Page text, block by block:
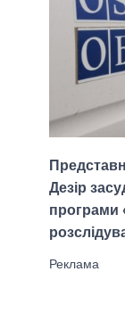
Дезір
програми